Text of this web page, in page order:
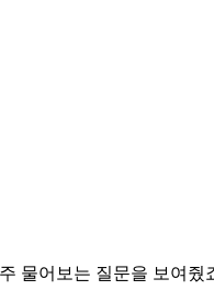
물어보는 질문을 보여줬